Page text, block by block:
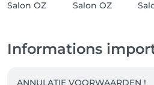
Informations
ANNULATIE VOORWAARDEN !